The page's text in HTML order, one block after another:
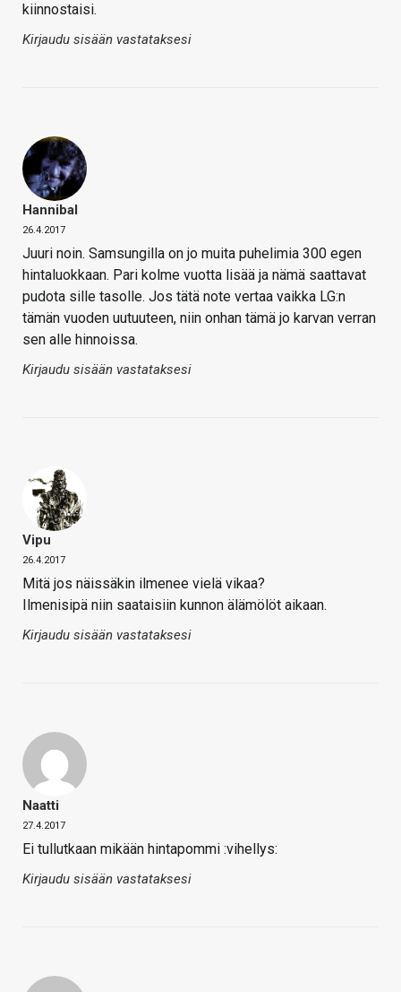
kiinnostaisi.
Kirjaudu sisään vastataksesi
Hannibal
26.4.2017
Juuri noin. Samsungilla on jo muita puhelimia 300 egen
hintaluokkaan. Pari kolme vuotta lisää ja nämä saattavat
pudota sille tasolle. Jos tätä note vertaa vaikka LG:n
tämän vuoden uutuuteen, niin onhan tämä jo karvan verran
sen alle hinnoissa.
Kirjaudu sisään vastataksesi
Vipu
26.4.2017
Mitä jos näissäkin ilmenee vielä vikaa?
Ilmenisipä niin saataisiin kunnon älämölöt aikaan.
Kirjaudu sisään vastataksesi
Naatti
27.4.2017
Ei tullutkaan mikään hintapommi :vihellys:
Kirjaudu sisään vastataksesi